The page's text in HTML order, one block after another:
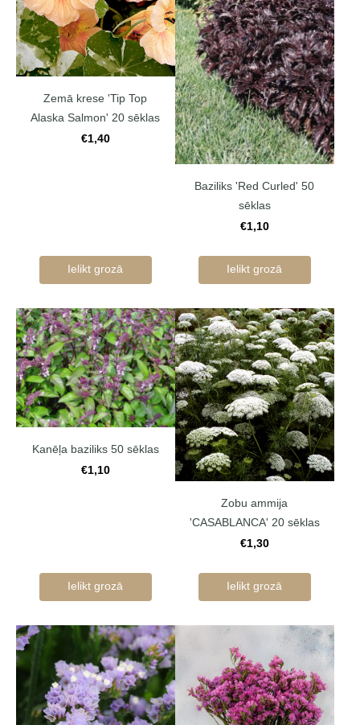
Zemā krese 'Tip Top
Alaska Salmon' 20 sēklas
€1,40
Ielikt grozā
Baziliks 'Red Curled' 50
sēklas
€1,10
Ielikt grozā
Kanēļa baziliks 50 sēklas
€1,10
Ielikt grozā
Zobu ammija
'CASABLANCA' 20 sēklas
€1,30
Ielikt grozā